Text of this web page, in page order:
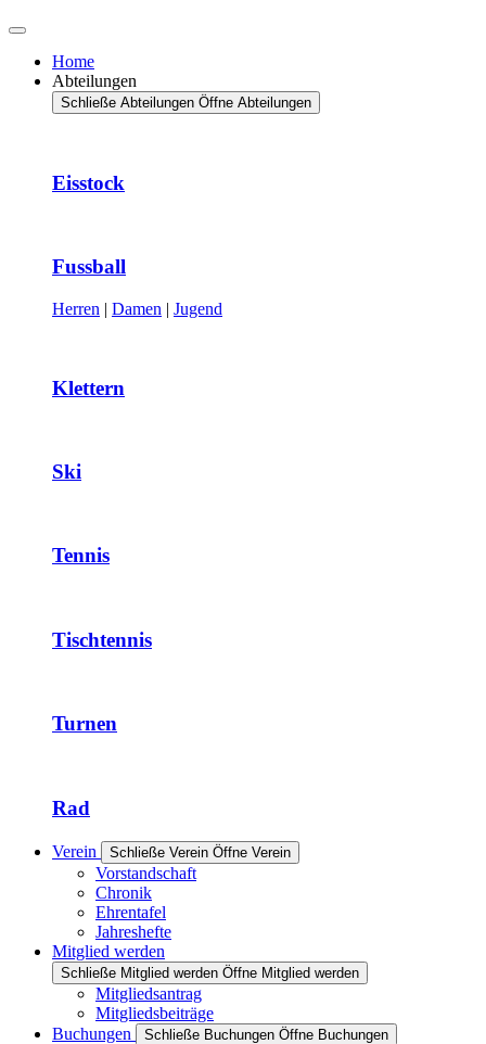
Home
Abteilungen
Schließe Abteilungen Öffne Abteilungen
Eisstock
Fussball
Herren | Damen | Jugend
Klettern
Ski
Tennis
Tischtennis
Turnen
Rad
Verein Schließe Verein Öffne Verein
Vorstandschaft
Chronik
Ehrentafel
Jahreshefte
Mitglied werden
Schließe Mitglied werden Öffne Mitglied werden
Mitgliedsantrag
Mitgliedsbeiträge
Buchungen
Schließe Buchungen Öffne Buchungen